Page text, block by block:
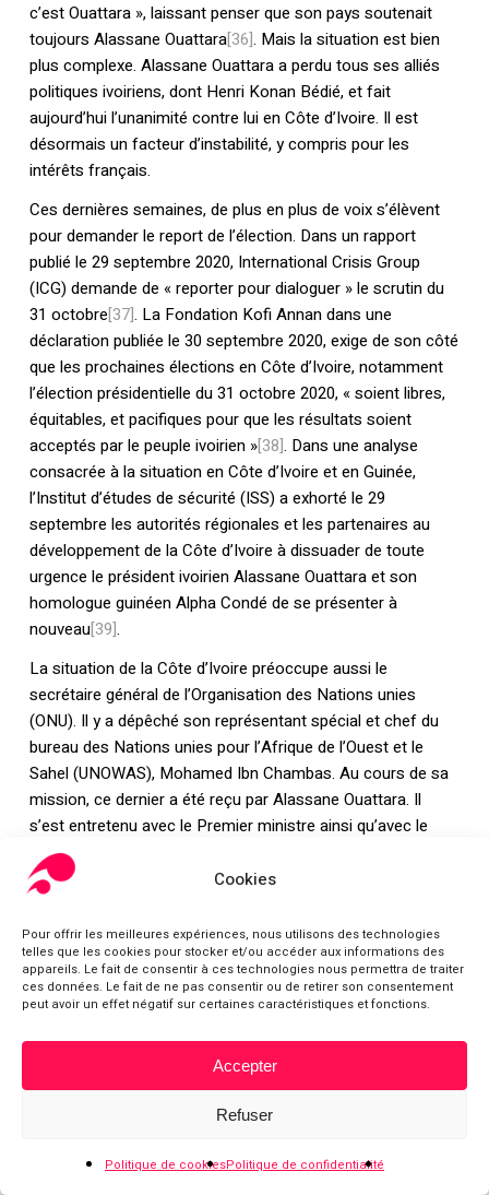
Cookies
Pour offrir les meilleures expériences, nous utilisons des technologies
telles que les cookies pour stocker et/ou accéder aux informations des
appareils. Le fait de consentir à ces technologies nous permettra de traiter
ces données. Le fait de ne pas consentir ou de retirer son consentement
peut avoir un effet négatif sur certaines caractéristiques et fonctions.
Accepter
Refuser
Politique de cookiesPolitique de confidentialité
c’est Ouattara », laissant penser que son pays soutenait
toujours Alassane Ouattara[36]. Mais la situation est bien
plus complexe. Alassane Ouattara a perdu tous ses alliés
politiques ivoiriens, dont Henri Konan Bédié, et fait
aujourd’hui l’unanimité contre lui en Côte d’Ivoire. Il est
désormais un facteur d’instabilité, y compris pour les
intérêts français.
Ces dernières semaines, de plus en plus de voix s’élèvent
pour demander le report de l’élection. Dans un rapport
publié le 29 septembre 2020, International Crisis Group
(ICG) demande de « reporter pour dialoguer » le scrutin du
31 octobre[37]. La Fondation Kofi Annan dans une
déclaration publiée le 30 septembre 2020, exige de son côté
que les prochaines élections en Côte d’Ivoire, notamment
l’élection présidentielle du 31 octobre 2020, « soient libres,
équitables, et pacifiques pour que les résultats soient
acceptés par le peuple ivoirien »[38]. Dans une analyse
consacrée à la situation en Côte d’Ivoire et en Guinée,
l’Institut d’études de sécurité (ISS) a exhorté le 29
septembre les autorités régionales et les partenaires au
développement de la Côte d’Ivoire à dissuader de toute
urgence le président ivoirien Alassane Ouattara et son
homologue guinéen Alpha Condé de se présenter à
nouveau[39].
La situation de la Côte d’Ivoire préoccupe aussi le
secrétaire général de l’Organisation des Nations unies
(ONU). Il y a dépêché son représentant spécial et chef du
bureau des Nations unies pour l’Afrique de l’Ouest et le
Sahel (UNOWAS), Mohamed Ibn Chambas. Au cours de sa
mission, ce dernier a été reçu par Alassane Ouattara. Il
s’est entretenu avec le Premier ministre ainsi qu’avec le
ministre de l’Administration, et celui chargé de la Sécurité et
de la Protection Civile. Mohamed Ibn Chambas a également
CEI, le Conseil national des droits de l’homme (CNDH), les
candidats à l’élection présidentielle, les partis politiques,
ainsi que le président de l’ex-Commission Dialogue, Vérité
et Réconciliation et des organisations de la société civile,
Charles Konan Banny. Il a aussi rencontré le groupe
informel des partenaires au développement ainsi que
l’équipe pays des Nations unies. Le représentant spécial a
réitéré son appel à tous les acteurs politiques pour qu’ils
élection pacifique et inclusive, dans le respect des droits de